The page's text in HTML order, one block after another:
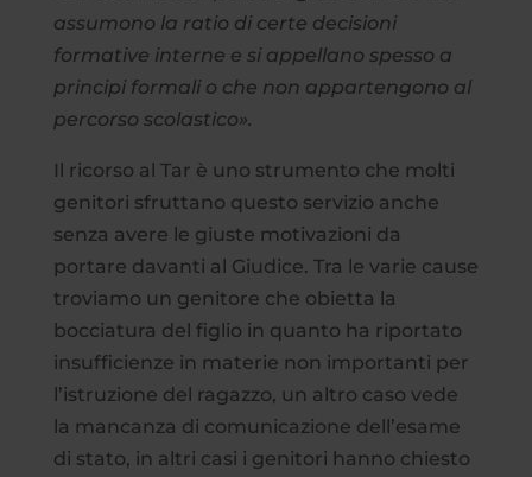
assumono la ratio di certe decisioni
formative interne e si appellano spesso a
principi formali o che non appartengono al
percorso scolastico».
Il ricorso al Tar è uno strumento che molti
genitori sfruttano questo servizio anche
senza avere le giuste motivazioni da
portare davanti al Giudice. Tra le varie cause
troviamo un genitore che obietta la
bocciatura del figlio in quanto ha riportato
insufficienze in materie non importanti per
l’istruzione del ragazzo, un altro caso vede
la mancanza di comunicazione dell’esame
di stato, in altri casi i genitori hanno chiesto